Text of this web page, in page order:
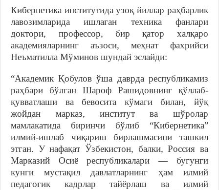
Кибернетика институтида узоқ йиллар раҳбарлик
лавозимларида ишлаган техника фанлари
доктори, профессор, бир қатор халқаро
академияларнинг аъзоси, меҳнат фахрийси
Неъматилла Мўминов шундай эслайди:
“Академик Қобулов ўша даврда республикамиз
раҳбари бўлган Шароф Рашидовнинг қўллаб-
қувватлаши ва бевосита кўмаги билан, йўқ
жойдан марказ, институт ва шўролар
мамлакатида биринчи бўлиб “Кибернетика”
илмий-ишлаб чиқариш бирлашмасини ташкил
этган. У нафақат Ўзбекистон, балки, Россия ва
Марказий Осиё республикалари — бугунги
кунги мустақил давлатларнинг ҳам илмий
педагогик кадрлар тайёрлаш ва илмий